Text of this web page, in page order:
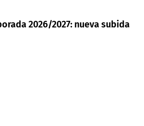
2026/2027: nueva subida